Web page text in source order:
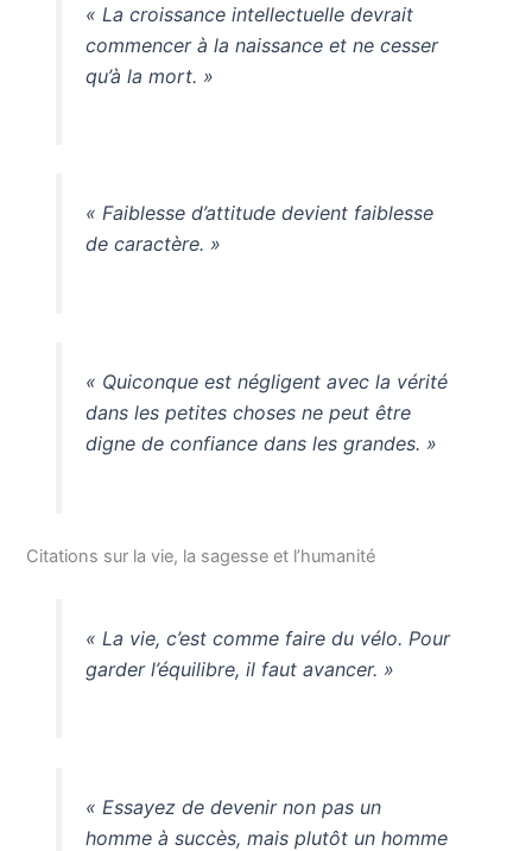
« La croissance intellectuelle devrait
commencer à la naissance et ne cesser
qu’à la mort. »
« Faiblesse d’attitude devient faiblesse
de caractère. »
« Quiconque est négligent avec la vérité
dans les petites choses ne peut être
digne de confiance dans les grandes. »
Citations sur la vie, la sagesse et l’humanité
« La vie, c’est comme faire du vélo. Pour
garder l’équilibre, il faut avancer. »
« Essayez de devenir non pas un
homme à succès, mais plutôt un homme